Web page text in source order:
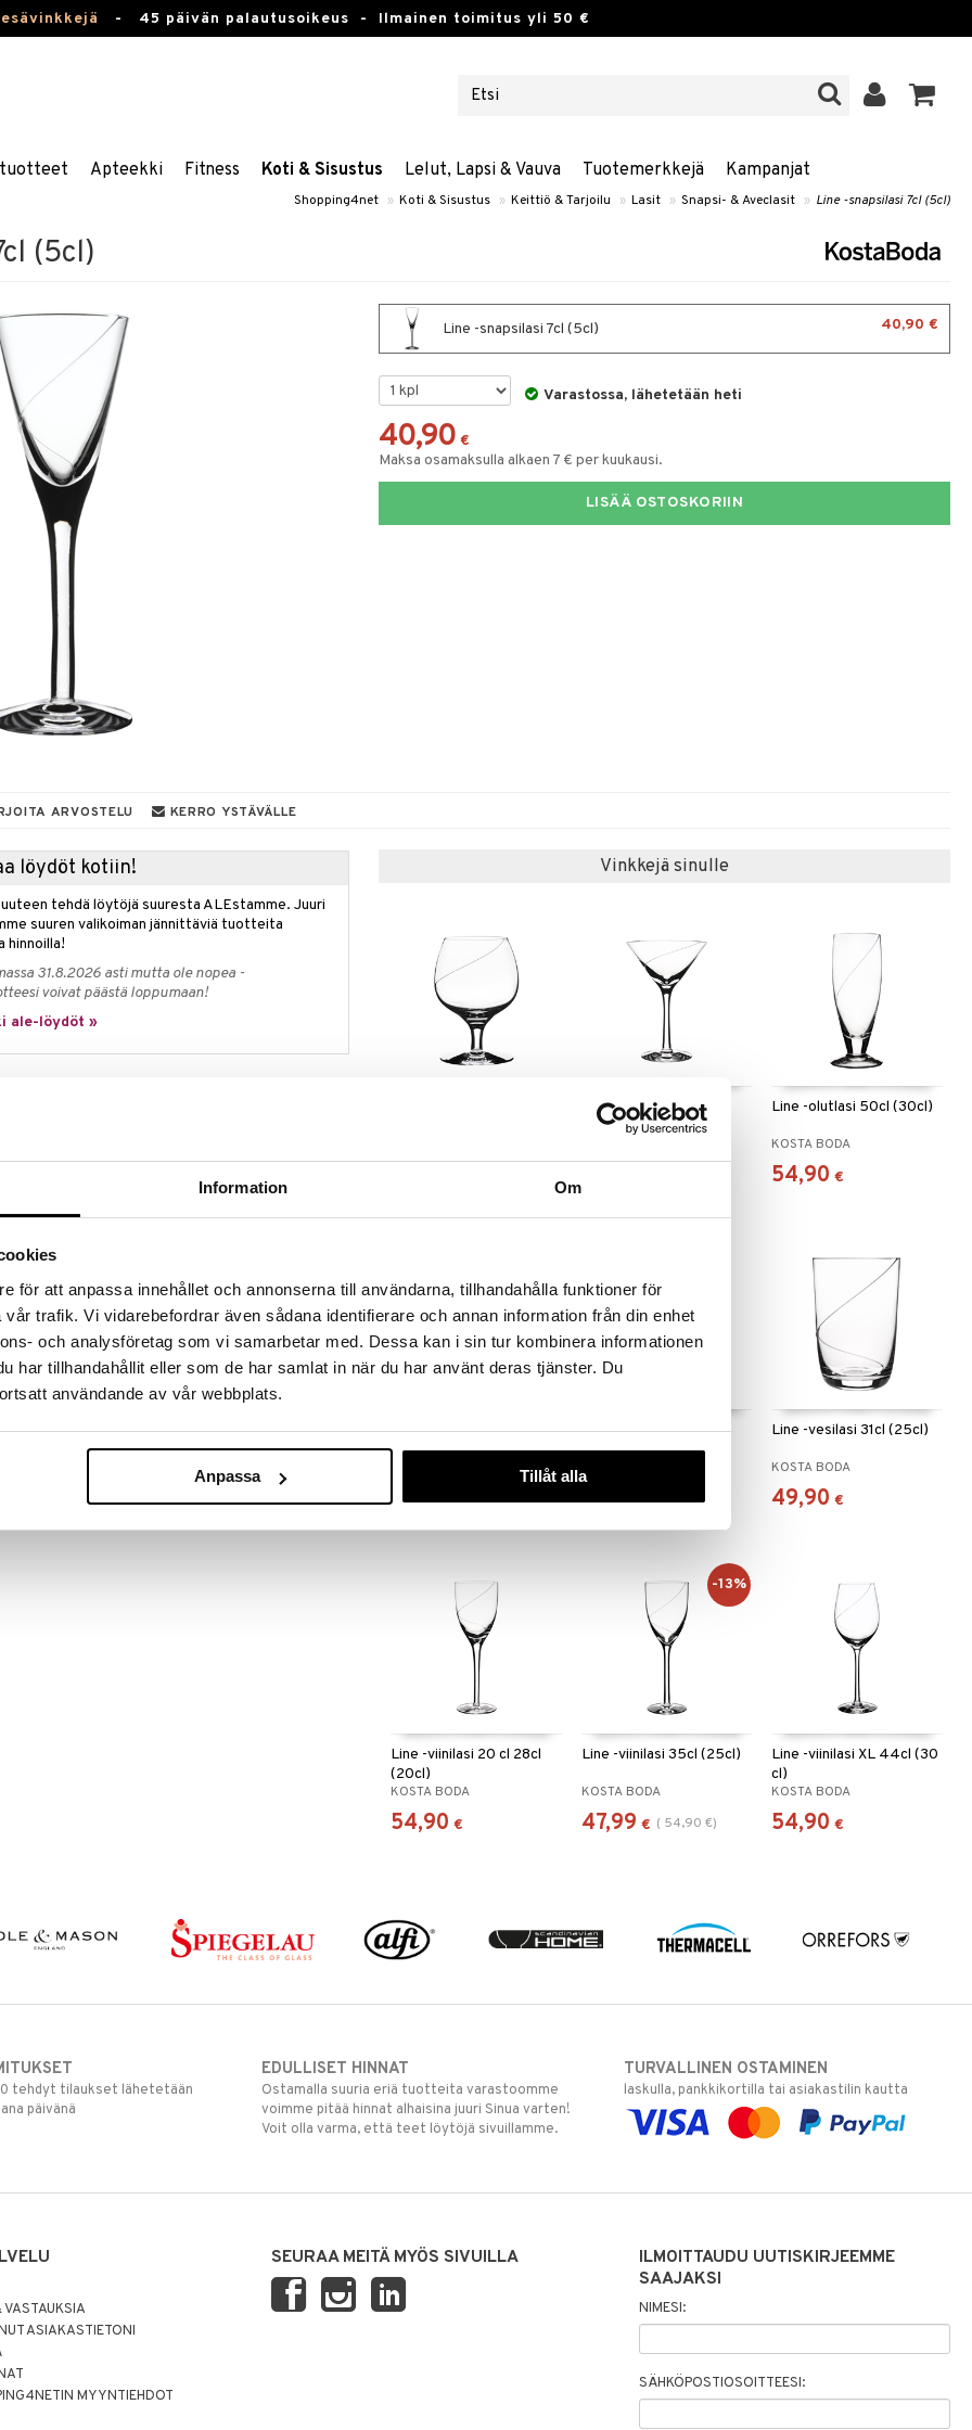
Information Om
för att anpassa innehållet och annonserna till användarna, tillhandahålla funktioner för
trafik. Vi vidarebefordrar även sådana identifierare och annan information från din enhet
och analysföretag som vi samarbetar med. Dessa kan i sin tur kombinera informationen
har tillhandahållit eller som de har samlat in när du har använt deras tjänster. Du
användande av vår webbplats.
Anpassa Tillåt alla
- 45 päivän palautusoikeus - Ilmainen toimitus yli 50 €
Apteekki Fitness Koti & Sisustus Lelut, Lapsi & Vauva Tuotemerkkejä Kampanjat
Shopping4net » Koti & Sisustus » Keittiö & Tarjoilu » Lasit » Snapsi- & Aveclasit » Line -snapsilasi 7cl (5cl)
(5cl)
Line -snapsilasi 7cl (5cl) 40,90 €
Varastossa, lähetetään heti
40,90 €
Maksa osamaksulla alkaen 7 € per kuukausi.
LISÄÄ OSTOSKORIIN
ARVOSTELU KERRO YSTÄVÄLLE
löydöt kotiin!
tehdä löytöjä suuresta ALEstamme. Juuri
suuren valikoiman jännittäviä tuotteita
hinnoilla!
31.8.2026 asti mutta ole nopea -
voivat päästä loppumaan!
ale-löydöt »
Ehrner on ruotsalainen muotoilija ja lasitaiteilija.
tyyli, jolle on ominaista yksinkertainen mutta
sisällä olevat värikkäät juovat kuten myös
Basket- ja Energy -sarjoissa. Anna on useiden
-lasitöiden suunnittelija.
Vinkkejä sinulle
Line -martinilasi 23cl
(15cl)
Line -olutlasi 50cl (30cl)
KOSTA BODA
54,90 €
Line -samppanjalasi
53,90 €
Line -tumblerlasi 45cl
(30cl)
45 €
Line -vesilasi 31cl (25cl)
KOSTA BODA
49,90 €
Line -viinilasi 20 cl 28cl
(20cl)
KOSTA BODA
54,90 €
Line -viinilasi 35cl (25cl)
KOSTA BODA
47,99 € ( 54,90 €)
-13%
Line -viinilasi XL 44cl (30
cl)
KOSTA BODA
54,90 €
tehdyt tilaukset lähetetään
päivänä
EDULLISET HINNAT
Ostamalla suuria eriä tuotteita varastoomme
voimme pitää hinnat alhaisina juuri Sinua varten!
Voit olla varma, että teet löytöjä sivuillamme.
TURVALLINEN OSTAMINEN
laskulla, pankkikortilla tai asiakastilin kautta
ASIAKASTIETONI
MYYNTIEHDOT
SEURAA MEITÄ MYÖS SIVUILLA
ILMOITTAUDU UUTISKIRJEEMME
SAAJAKSI
NIMESI:
SÄHKÖPOSTIOSOITTEESI: